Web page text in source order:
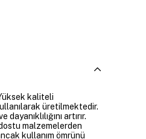
kaliteli
üretilmektedir.
artırır.
malzemelerden
kullanım ömrünü